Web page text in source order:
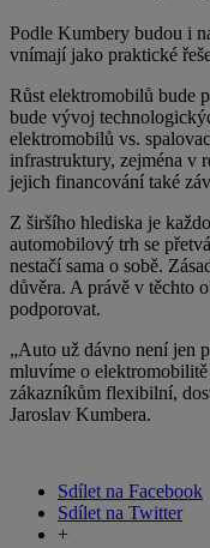
Podle Kumbery budou i
vnímají jako praktické
Růst elektromobilů bude
bude vývoj
elektromobilů vs.
infrastruktury, zejména v
jejich financování také
Z širšího hlediska je
automobilový trh se
nestačí sama o sobě.
důvěra. A právě v těchto
podporovat.
„Auto už dávno není jen
mluvíme o
zákazníkům flexibilní,
Jaroslav Kumbera.
Sdílet na Facebook
Sdílet na Twitter
+